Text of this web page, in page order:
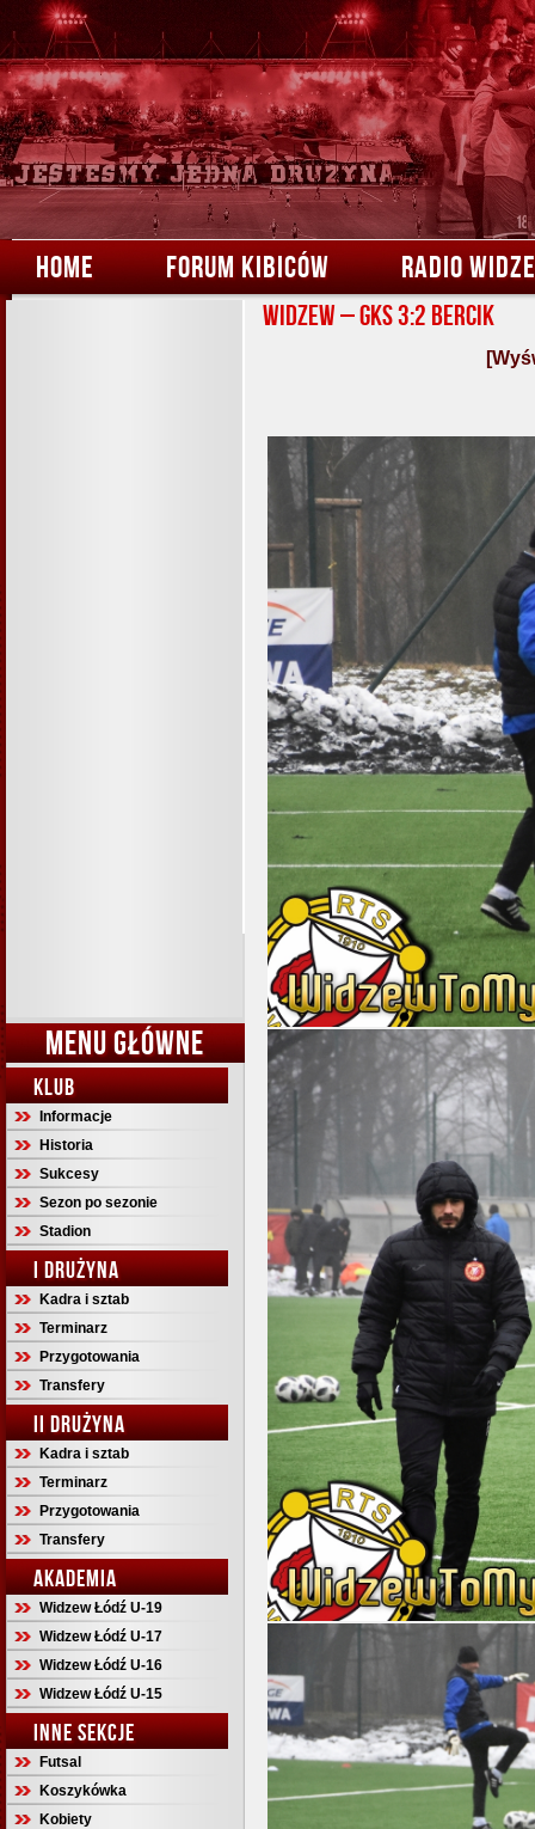
HOME FORUM KIBICÓW RADIO
MENU GŁÓWNE
KLUB
Informacje
Historia
Sukcesy
Sezon po sezonie
Stadion
I DRUŻYNA
Kadra i sztab
Terminarz
Przygotowania
Transfery
II DRUŻYNA
Kadra i sztab
Terminarz
Przygotowania
Transfery
AKADEMIA
Widzew Łódź U-19
Widzew Łódź U-17
Widzew Łódź U-16
Widzew Łódź U-15
INNE SEKCJE
Futsal
Koszykówka
Kobiety
Widzew – GKS 3:2 Bercik